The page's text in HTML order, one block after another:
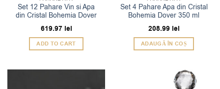
Set 12 Pahare Vin si Apa
din Cristal Bohemia Dover
619.97 lei
ADD TO CART
Set 4 Pahare Apa din Cristal
Bohemia Dover 350 ml
208.99 lei
ADAUGĂ ÎN COȘ